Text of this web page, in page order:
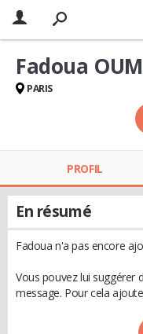
Fadoua
PARIS
PROFIL
En résumé
Fadoua n'a pas encore
Vous pouvez lui suggérer
message. Pour cela